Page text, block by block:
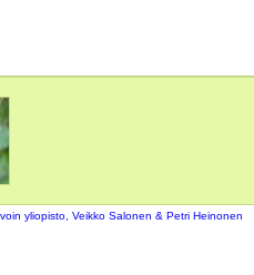
yliopisto, Veikko Salonen & Petri Heinonen